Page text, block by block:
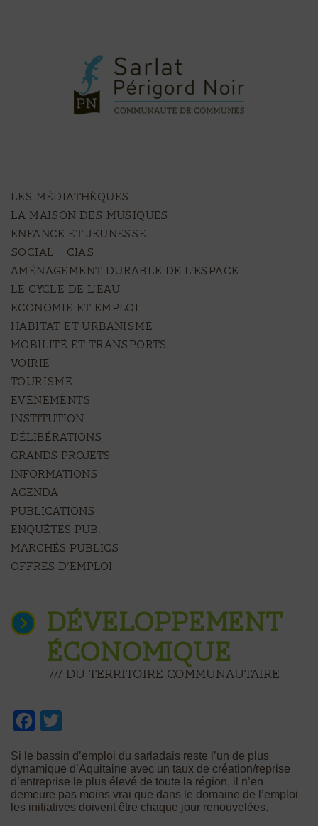
LES MÉDIATHÈQUES
LA MAISON DES MUSIQUES
ENFANCE ET JEUNESSE
SOCIAL – CIAS
AMÉNAGEMENT DURABLE DE L’ESPACE
LE CYCLE DE L’EAU
ECONOMIE ET EMPLOI
HABITAT ET URBANISME
MOBILITÉ ET TRANSPORTS
VOIRIE
TOURISME
EVÈNEMENTS
Institution
Délibérations
Grands projets
Informations
Agenda
Publications
Enquêtes pub.
Marchés publics
Offres d’emploi
DÉVELOPPEMENT
ÉCONOMIQUE
/// Du territoire communautaire
Facebook
Si le bassin d’emploi du sarladais reste l’un de plus
dynamique d’Aquitaine avec un taux de création/reprise
d’entreprise le plus élevé de toute la région, il n’en
demeure pas moins vrai que dans le domaine de l’emploi
les initiatives doivent être chaque jour renouvelées.